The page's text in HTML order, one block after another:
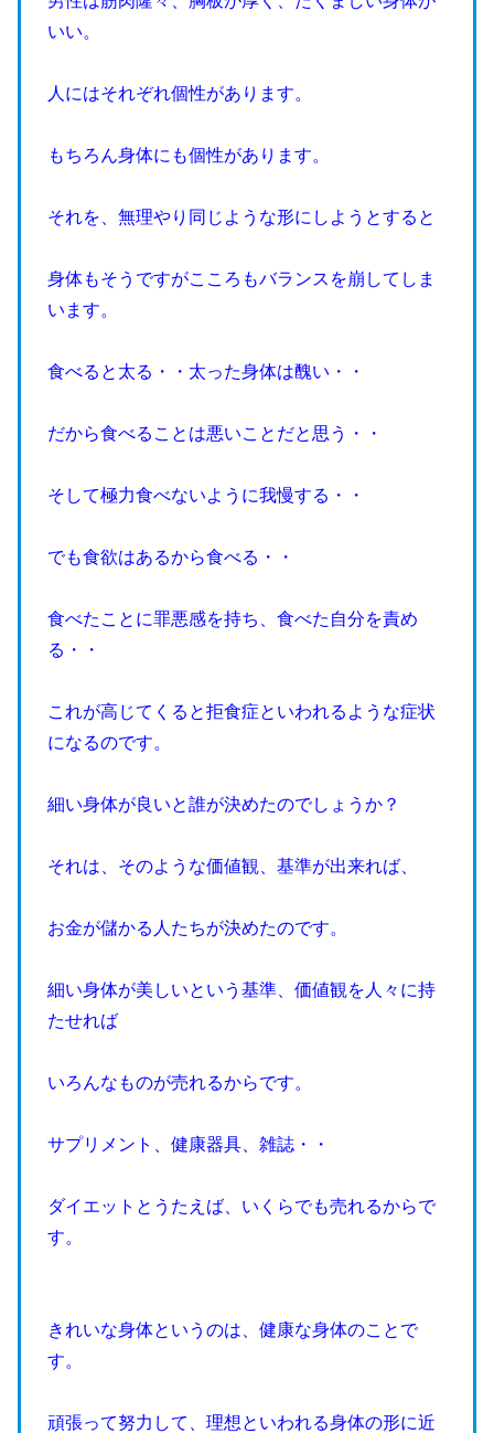
いい。
人にはそれぞれ個性があります。
もちろん身体にも個性があります。
それを、無理やり同じような形にしようとすると
身体もそうですがこころもバランスを崩してしま
います。
食べると太る・・太った身体は醜い・・
だから食べることは悪いことだと思う・・
そして極力食べないように我慢する・・
でも食欲はあるから食べる・・
食べたことに罪悪感を持ち、食べた自分を責め
る・・
これが高じてくると拒食症といわれるような症状
になるのです。
細い身体が良いと誰が決めたのでしょうか？
それは、そのような価値観、基準が出来れば、
お金が儲かる人たちが決めたのです。
細い身体が美しいという基準、価値観を人々に持
たせれば
いろんなものが売れるからです。
サプリメント、健康器具、雑誌・・
ダイエットとうたえば、いくらでも売れるからで
す。
きれいな身体というのは、健康な身体のことで
す。
頑張って努力して、理想といわれる身体の形に近